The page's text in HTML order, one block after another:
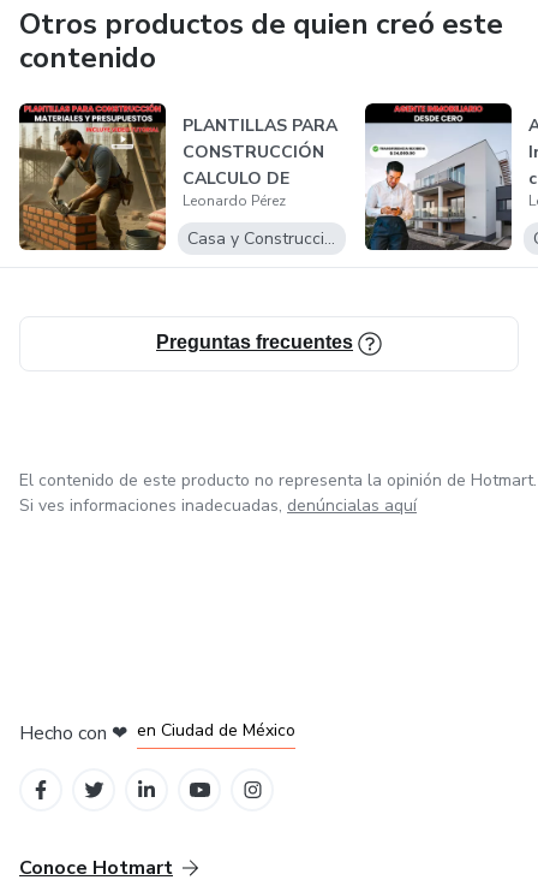
Otros productos de quien creó este
contenido
PLANTILLAS PARA
CONSTRUCCIÓN
CALCULO DE
MATERIALES Y
PRESUPU...
Leonardo Pérez
Casa y Construcción
Preguntas frecuentes
El contenido de este producto no representa la opinión de Hotmart.
Si ves informaciones inadecuadas, denúncialas aquí
Hecho con ❤ en Ciudad de México
Conoce Hotmart